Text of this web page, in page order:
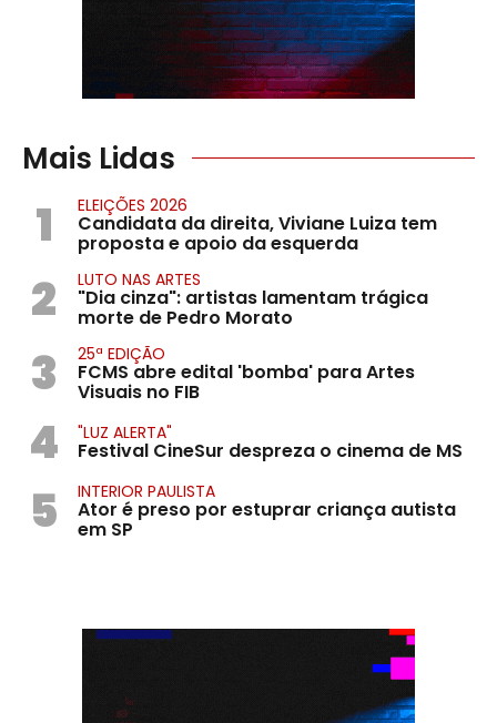
Mais Lidas
1 ELEIÇÕES 2026
Candidata da direita, Viviane Luiza tem
proposta e apoio da esquerda
2 LUTO NAS ARTES
"Dia cinza": artistas lamentam trágica
morte de Pedro Morato
3 25ª EDIÇÃO
FCMS abre edital 'bomba' para Artes
Visuais no FIB
4 "LUZ ALERTA"
Festival CineSur despreza o cinema de MS
5 INTERIOR PAULISTA
Ator é preso por estuprar criança autista
em SP